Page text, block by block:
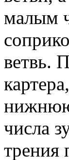
малым
ветвь.
числа
трения